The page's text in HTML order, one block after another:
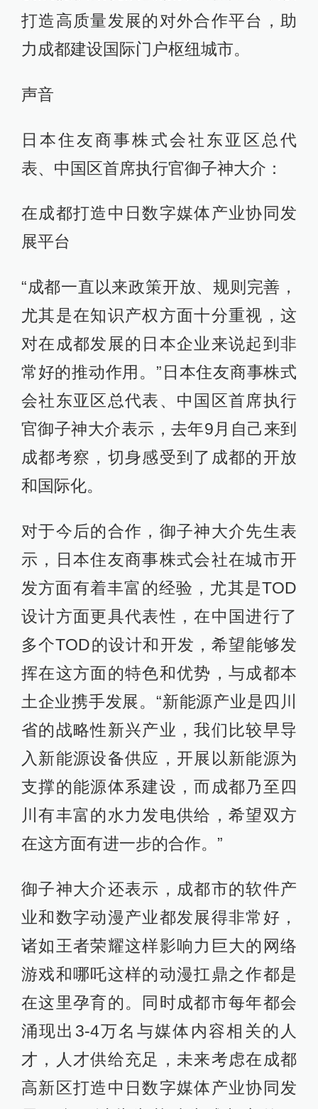
打造高质量发展的对外合作平台，助
力成都建设国际门户枢纽城市。
声音
日本住友商事株式会社东亚区总代
表、中国区首席执行官御子神大介：
在成都打造中日数字媒体产业协同发
展平台
“成都一直以来政策开放、规则完善，
尤其是在知识产权方面十分重视，这
对在成都发展的日本企业来说起到非
常好的推动作用。”日本住友商事株式
会社东亚区总代表、中国区首席执行
官御子神大介表示，去年9月自己来到
成都考察，切身感受到了成都的开放
和国际化。
对于今后的合作，御子神大介先生表
示，日本住友商事株式会社在城市开
发方面有着丰富的经验，尤其是TOD
设计方面更具代表性，在中国进行了
多个TOD的设计和开发，希望能够发
挥在这方面的特色和优势，与成都本
土企业携手发展。“新能源产业是四川
省的战略性新兴产业，我们比较早导
入新能源设备供应，开展以新能源为
支撑的能源体系建设，而成都乃至四
川有丰富的水力发电供给，希望双方
在这方面有进一步的合作。”
御子神大介还表示，成都市的软件产
业和数字动漫产业都发展得非常好，
诸如王者荣耀这样影响力巨大的网络
游戏和哪吒这样的动漫扛鼎之作都是
在这里孕育的。同时成都市每年都会
涌现出3-4万名与媒体内容相关的人
才，人才供给充足，未来考虑在成都
高新区打造中日数字媒体产业协同发